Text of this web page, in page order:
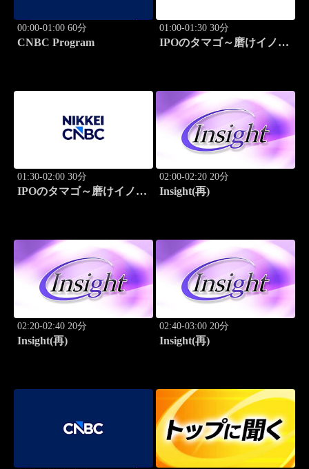
00:00-01:00 60分
CNBC Program
01:00-01:30 30分
IPOのタマゴ～磨けイノベ
01:30-02:00 30分
IPOのタマゴ～磨けイノベ
02:00-02:20 20分
Insight(再)
02:20-02:40 20分
Insight(再)
02:40-03:00 20分
Insight(再)